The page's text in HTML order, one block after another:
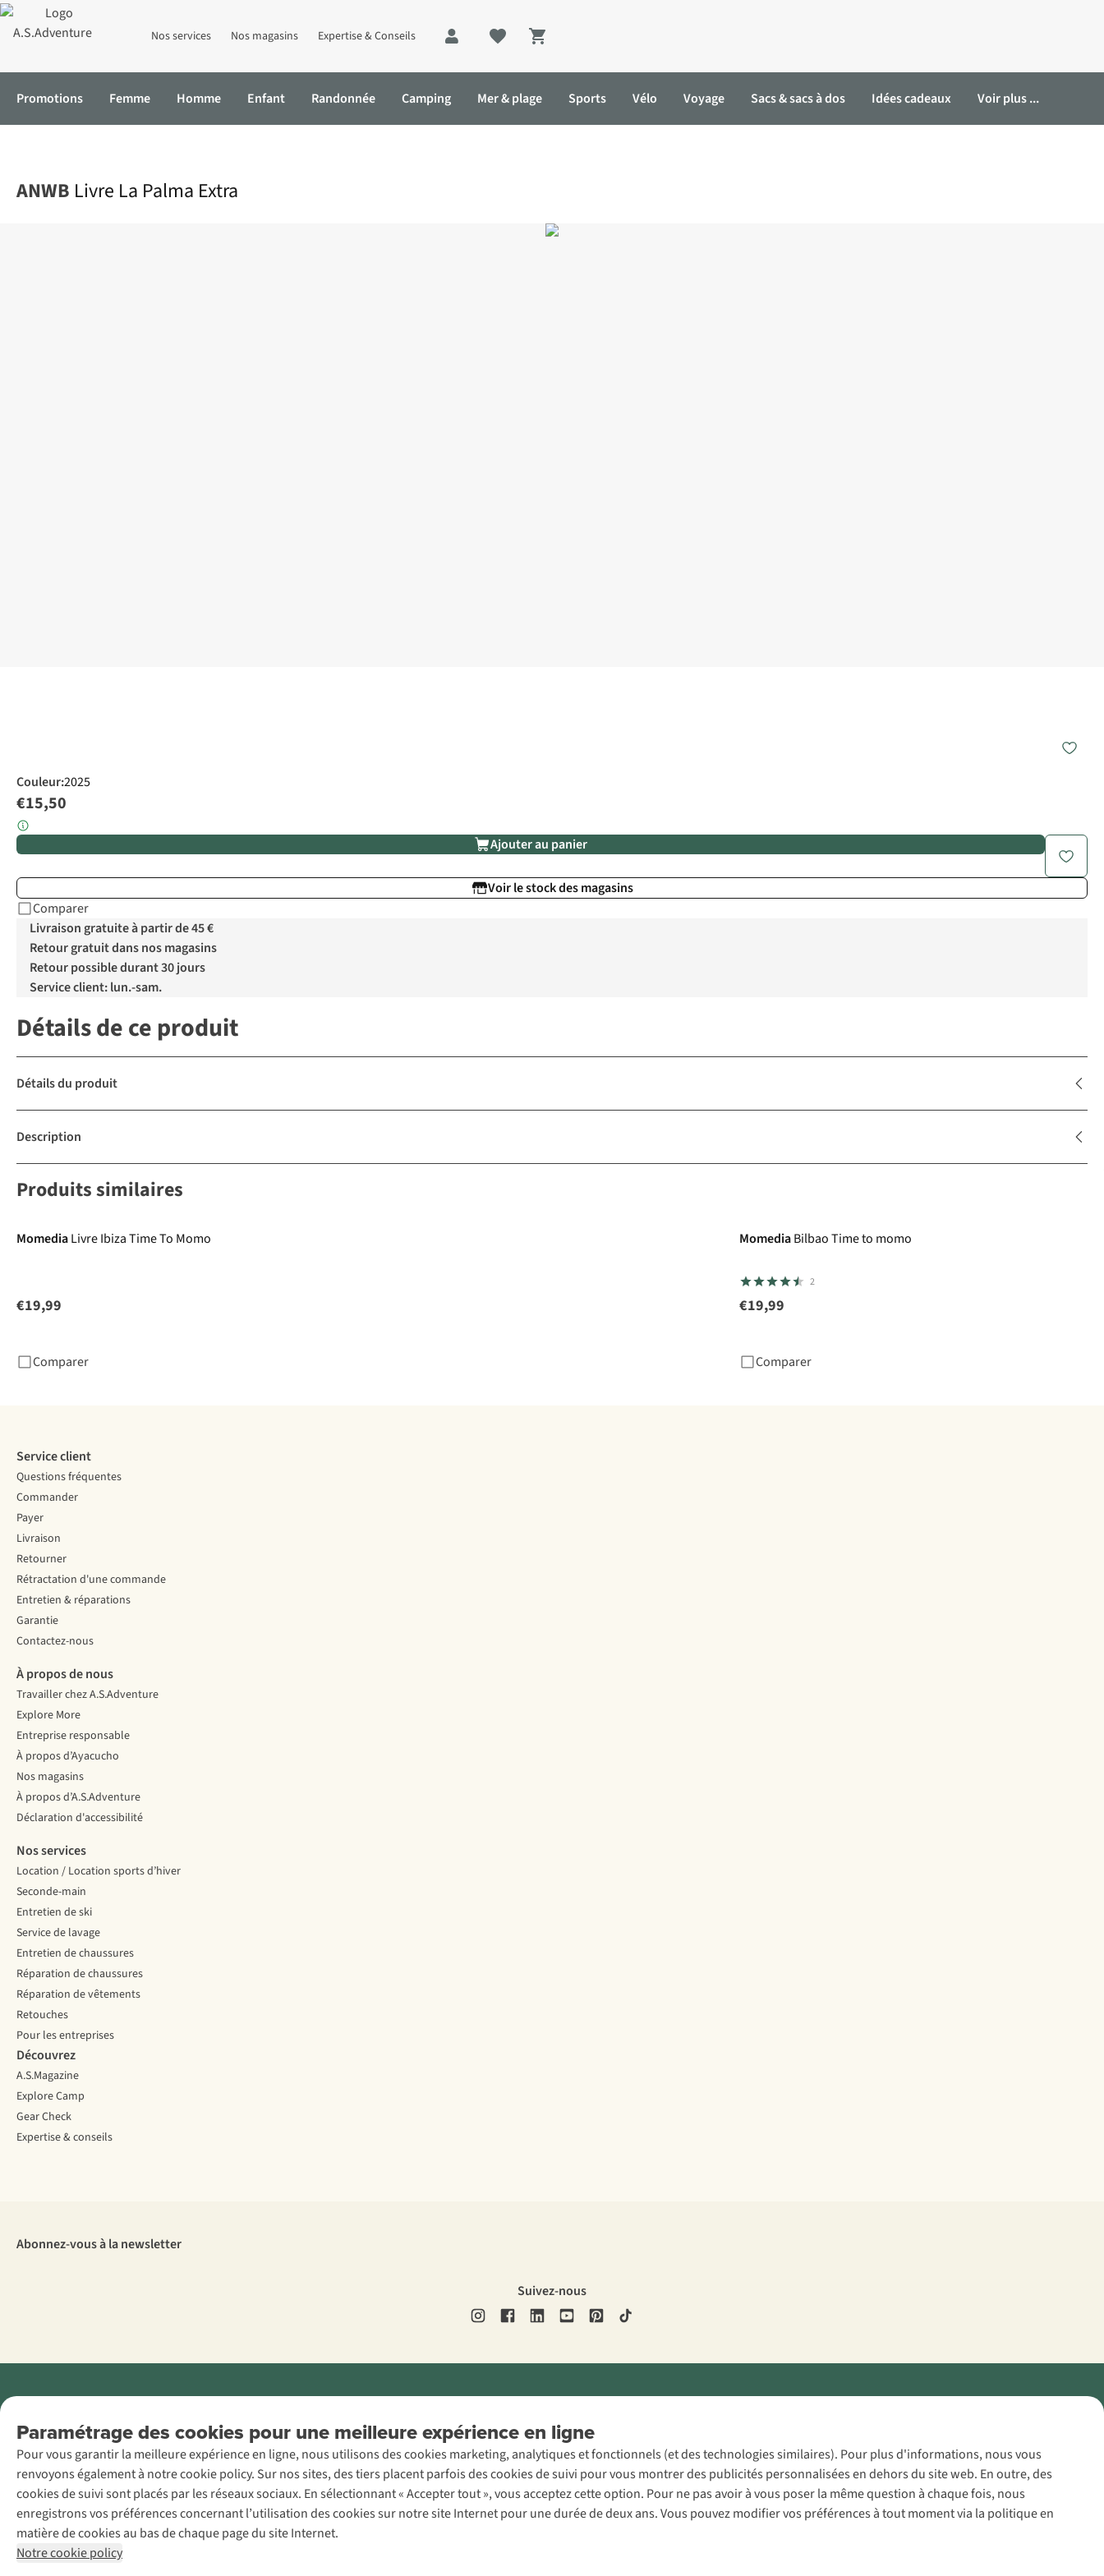
Nos services Nos magasins Expertise & Conseils
Shopping cart
Promotions Femme Homme Enfant Randonnée Camping Mer & plage Sports Vélo Voyage Sacs & sacs à dos Idées cadeaux Voir plus ...
ANWB Livre La Palma Extra
Couleur:2025
€15,50
Ajouter au panier
Voir le stock des magasins
Comparer
Livraison gratuite à partir de 45 €
Retour gratuit dans nos magasins
Retour possible durant 30 jours
Service client: lun.-sam.
Détails de ce produit
Détails du produit
Description
Produits similaires
MomediaLivre Ibiza Time To Momo
€19,99
Comparer
MomediaBilbao Time to momo
2
€19,99
Comparer
Paramétrage des cookies pour une meilleure expérience en ligne
Pour vous garantir la meilleure expérience en ligne, nous utilisons des cookies marketing, analytiques et fonctionnels (et des technologies similaires). Pour plus d'informations, nous vous
renvoyons également à notre cookie policy. Sur nos sites, des tiers placent parfois des cookies de suivi pour vous montrer des publicités personnalisées en dehors du site web. En outre, des
cookies de suivi sont placés par les réseaux sociaux. En sélectionnant « Accepter tout », vous acceptez cette option. Pour ne pas avoir à vous poser la même question à chaque fois, nous
enregistrons vos préférences concernant l’utilisation des cookies sur notre site Internet pour une durée de deux ans. Vous pouvez modifier vos préférences à tout moment via la politique en
matière de cookies au bas de chaque page du site Internet.
Notre cookie policy
Service client
Questions fréquentes
Commander
Payer
Livraison
Retourner
Rétractation d'une commande
Entretien & réparations
Garantie
Contactez-nous
À propos de nous
Travailler chez A.S.Adventure
Explore More
Entreprise responsable
À propos d’Ayacucho
Nos magasins
À propos d’A.S.Adventure
Déclaration d'accessibilité
Nos services
Location / Location sports d’hiver
Seconde-main
Entretien de ski
Service de lavage
Entretien de chaussures
Réparation de chaussures
Réparation de vêtements
Retouches
Pour les entreprises
Découvrez
A.S.Magazine
Explore Camp
Gear Check
Expertise & conseils
Abonnez-vous à la newsletter
Suivez-nous
AS Adventure
France SAS,
Rue du Vieux
Faubourg 14, F-
59000 Lille
+32 (0)3 828
30 15